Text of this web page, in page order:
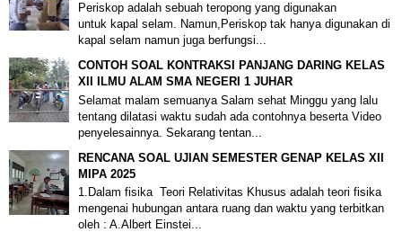
Periskop adalah sebuah teropong yang digunakan
untuk kapal selam. Namun,Periskop tak hanya digunakan di
kapal selam namun juga berfungsi...
CONTOH SOAL KONTRAKSI PANJANG DARING KELAS
XII ILMU ALAM SMA NEGERI 1 JUHAR
Selamat malam semuanya Salam sehat Minggu yang lalu
tentang dilatasi waktu sudah ada contohnya beserta Video
penyelesainnya. Sekarang tentan...
RENCANA SOAL UJIAN SEMESTER GENAP KELAS XII
MIPA 2025
1.Dalam fisika Teori Relativitas Khusus adalah teori fisika
mengenai hubungan antara ruang dan waktu yang terbitkan
oleh : A.Albert Einstei...